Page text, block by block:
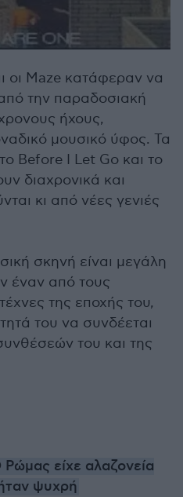
οι Maze κατάφεραν να
την παραδοσιακή
ήχους,
μουσικό ύφος. Τα
Before I Let Go και το
διαχρονικά και
κι από νέες γενιές
σκηνή είναι μεγάλη
έναν από τους
της εποχής του,
του να συνδέεται
του και της
είχε αλαζονεία
ψυχρή